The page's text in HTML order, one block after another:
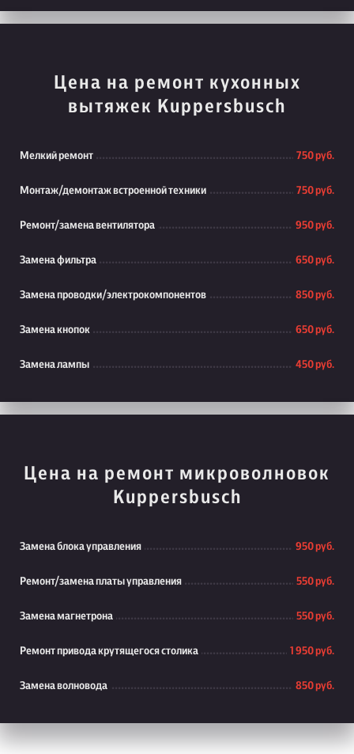
Цена на ремонт кухонных
вытяжек Kuppersbusch
Мелкий ремонт 750 руб.
Монтаж/демонтаж встроенной техники 750 руб.
Ремонт/замена вентилятора 950 руб.
Замена фильтра 650 руб.
Замена проводки/электрокомпонентов 850 руб.
Замена кнопок 650 руб.
Замена лампы 450 руб.
Цена на ремонт микроволновок
Kuppersbusch
Замена блока управления 950 руб.
Ремонт/замена платы управления 550 руб.
Замена магнетрона 550 руб.
Ремонт привода крутящегося столика 1 950 руб.
Замена волновода 850 руб.